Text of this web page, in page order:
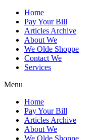
Home
Pay Your Bill
Articles Archive
About We
We Olde Shoppe
Contact We
Services
Menu
Home
Pay Your Bill
Articles Archive
About We
We Olde Shoppe